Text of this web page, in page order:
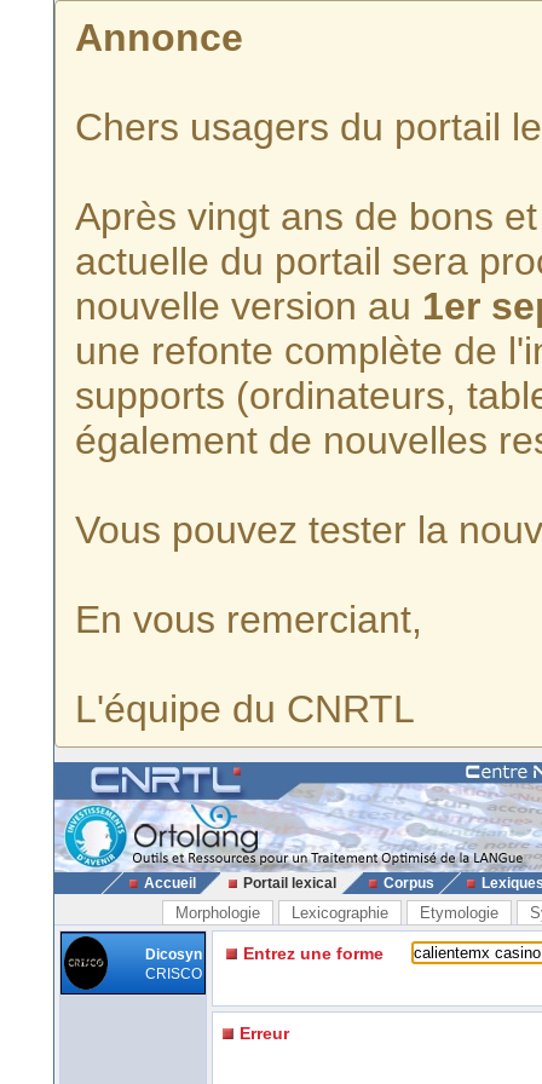
Annonce
Chers usagers du portail
Après vingt ans de bons
actuelle du portail sera
nouvelle version au 1er
une refonte complète de
supports (ordinateurs,
également de nouvelles
Vous pouvez tester la
En vous remerciant,
L'équipe du CNRTL
Accueil Portail lexical Corpus
Morphologie Lexicographie Etymologie
Dicosyn
CRISCO
Entrez une forme
Erreur